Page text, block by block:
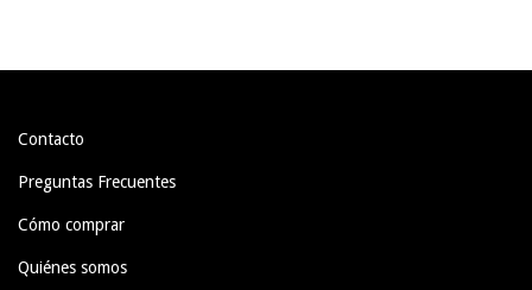
Contacto
Preguntas Frecuentes
Cómo comprar
Quiénes somos